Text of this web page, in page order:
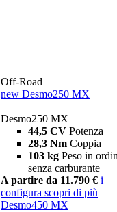
Off-Road
new Desmo250 MX
Desmo250 MX
44,5 CV Potenza
28,3 Nm Coppia
103 kg Peso in
senza carburante
A partire da 11.790 € i
configura scopri di più
Desmo450 MX